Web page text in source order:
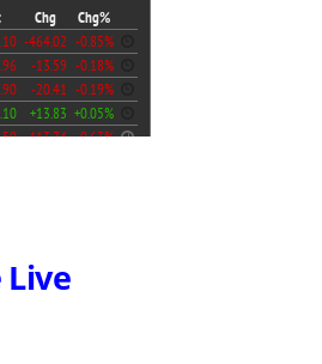
Live